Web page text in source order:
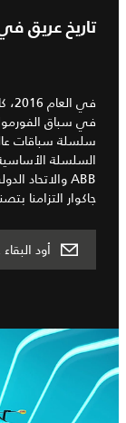
تاريخ عريق
في
سلسلة سباقات
جاكوار التزامنا
أود